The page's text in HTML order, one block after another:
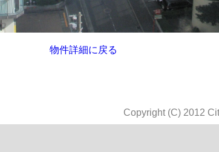
物件詳細に戻る
Copyright (C) 2012